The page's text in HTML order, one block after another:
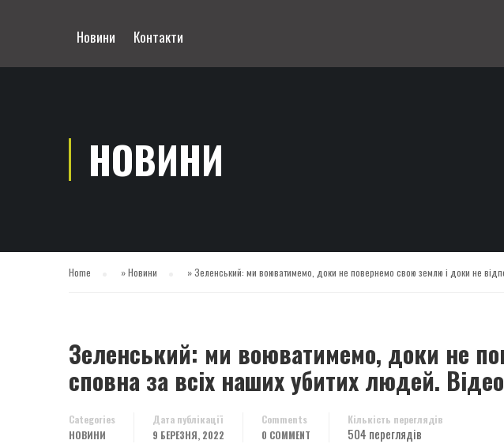
Новини Контакти
НОВИНИ
Home »Новини »Зеленський: ми воюватимемо, доки не повернемо свою землю і доки не
Зеленський: ми воюватимемо, доки не
сповна за всіх наших убитих людей. Відео
Categories
НОВИНИ
Дата публікації
9 БЕРЕЗНЯ, 2022
Comments
0 COMMENT
Кількість переглядів
504 переглядів